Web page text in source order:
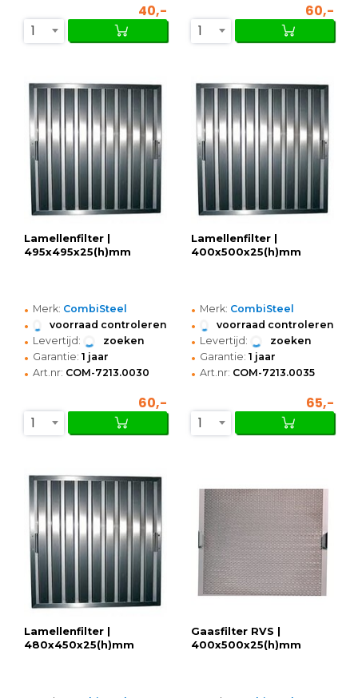
40,-
1
60,-
1
Lamellenfilter |
495x495x25(h)mm
• Merk: CombiSteel
• voorraad controleren
• Levertijd: zoeken
• Garantie: 1 jaar
• Art.nr: COM-7213.0030
60,-
1
Lamellenfilter |
400x500x25(h)mm
• Merk: CombiSteel
• voorraad controleren
• Levertijd: zoeken
• Garantie: 1 jaar
• Art.nr: COM-7213.0035
65,-
1
Lamellenfilter |
480x450x25(h)mm
Gaasfilter RVS |
400x500x25(h)mm